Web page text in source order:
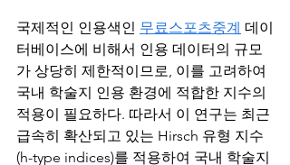
국제적인 인용색인 무료스포츠중계 데이
터베이스에 비해서 인용 데이터의 규모
가 상당히 제한적이므로, 이를 고려하여
국내 학술지 인용 환경에 적합한 지수의
적용이 필요하다. 따라서 이 연구는 최근
급속히 확산되고 있는 Hirsch 유형 지수
(h-type indices)를 적용하여 국내 학술지